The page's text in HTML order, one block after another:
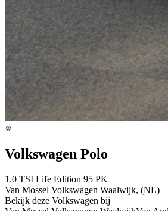
Volkswagen Polo
1.0 TSI Life Edition 95 PK
Van Mossel Volkswagen Waalwijk, (NL)
Bekijk deze Volkswagen bij